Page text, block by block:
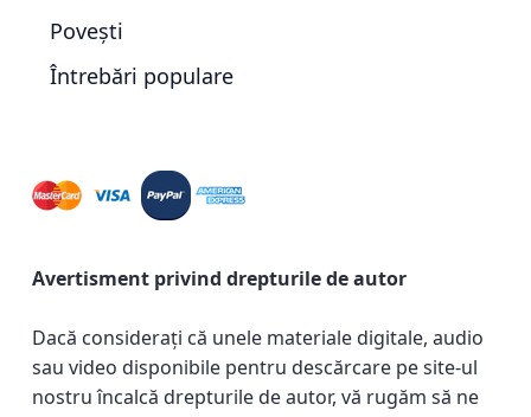
Povești
Întrebări populare
Avertisment privind drepturile de autor
Dacă considerați că unele materiale digitale, audio
sau video disponibile pentru descărcare pe site-ul
nostru încalcă drepturile de autor, vă rugăm să ne